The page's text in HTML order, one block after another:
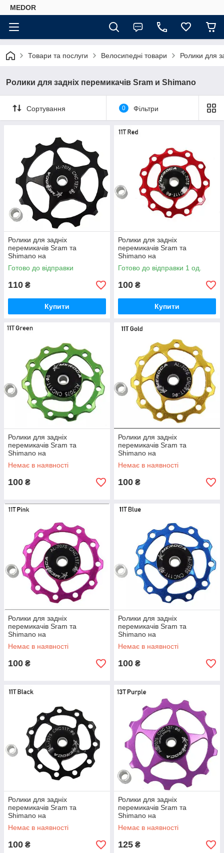
MEDOR
Товари та послуги Велосипедні товари Ролики для
Ролики для задніх перемикачів Sram и Shimano
Сортування 0 Фільтри
Ролики для задніх
перемикачів Sram та
Shimano на
промпідшипниках Meroca
13Т чорні
Готово до відправки
110 ₴
Купити
Ролики для задніх
перемикачів Sram та
Shimano на
промпідшипниках Meroca
11Т червоні
Готово до відправки 1 од.
100 ₴
Купити
Ролики для задніх
перемикачів Sram та
Shimano на
промпідшипниках Meroca
11Т зелені
Немає в наявності
100 ₴
Ролики для задніх
перемикачів Sram та
Shimano на
промпідшипниках Meroca
11Т жовті
Немає в наявності
100 ₴
Ролики для задніх
перемикачів Sram та
Shimano на
промпідшипниках Meroca
11Т рожеві
Немає в наявності
100 ₴
Ролики для задніх
перемикачів Sram та
Shimano на
промпідшипниках Meroca
11Т сині
Немає в наявності
100 ₴
Ролики для задніх
перемикачів Sram та
Shimano на
промпідшипниках Meroca
11Т чорні
Немає в наявності
100 ₴
Ролики для задніх
перемикачів Sram та
Shimano на
промпідшипниках Meroca
13Т фіолетові
Немає в наявності
125 ₴